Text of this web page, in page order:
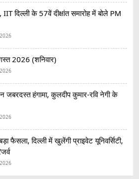
IIT दिल्ली के 57वें दीक्षांत समारोह में बोले PM
2026 (शनिवार)
जबरदस्त हंगामा, कुलदीप कुमार-रवि नेगी के
फैसला, दिल्ली में खुलेंगी प्राइवेट यूनिवर्सिटी,